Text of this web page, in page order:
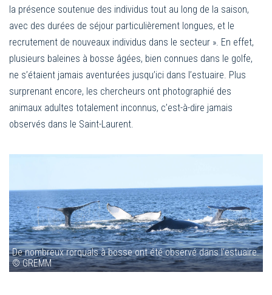
la présence soutenue des individus tout au long de la saison,
avec des durées de séjour particulièrement longues, et le
recrutement de nouveaux individus dans le secteur ». En effet,
plusieurs baleines à bosse âgées, bien connues dans le golfe,
ne s’étaient jamais aventurées jusqu’ici dans l’estuaire. Plus
surprenant encore, les chercheurs ont photographié des
animaux adultes totalement inconnus, c’est-à-dire jamais
observés dans le Saint-Laurent.
De nombreux rorquals à bosse ont été observé dans l'estuaire.
© GREMM